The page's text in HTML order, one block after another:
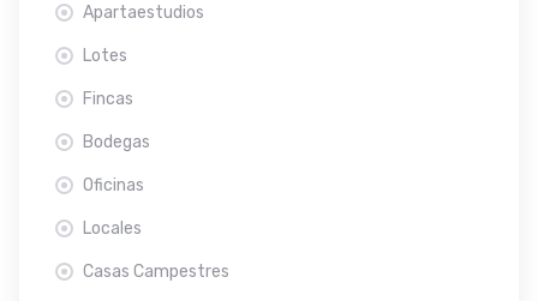
Apartaestudios
Lotes
Fincas
Bodegas
Oficinas
Locales
Casas Campestres